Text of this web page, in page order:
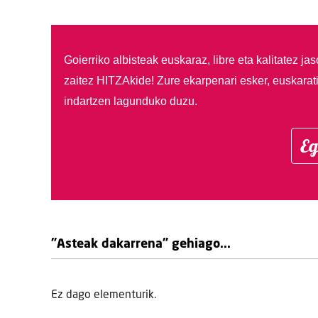
Goierriko albisteak euskaraz, libre eta kalitatez
zaitez HITZAkide! Zure ekarpenari esker,
indartzen lagunduko duzu.
"Asteak dakarrena" gehiago...
Ez dago elementurik.